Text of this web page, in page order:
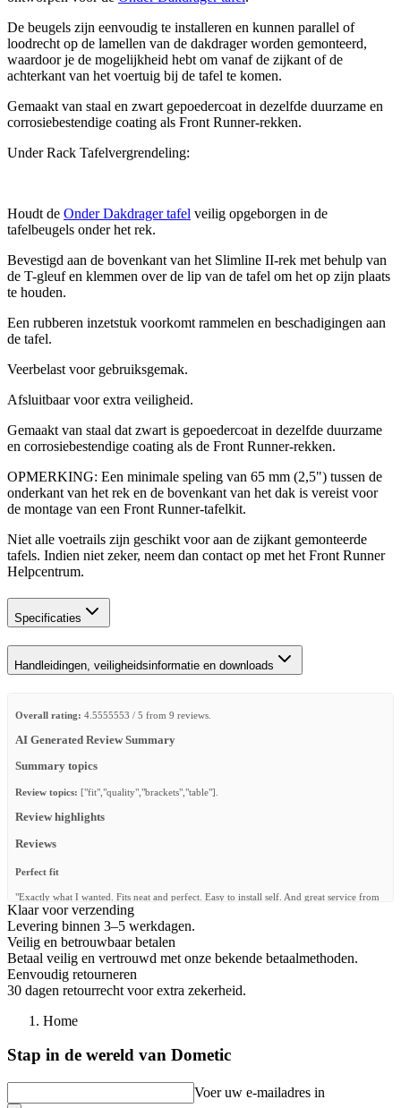
De beugels zijn eenvoudig te installeren en kunnen parallel of
loodrecht op de lamellen van de dakdrager worden gemonteerd,
waardoor je de mogelijkheid hebt om vanaf de zijkant of de
achterkant van het voertuig bij de tafel te komen.
Gemaakt van staal en zwart gepoedercoat in dezelfde duurzame en
corrosiebestendige coating als Front Runner-rekken.
Under Rack Tafelvergrendeling:
Houdt de Onder Dakdrager tafel veilig opgeborgen in de
tafelbeugels onder het rek.
Bevestigd aan de bovenkant van het Slimline II-rek met behulp van
de T-gleuf en klemmen over de lip van de tafel om het op zijn plaats
te houden.
Een rubberen inzetstuk voorkomt rammelen en beschadigingen aan
de tafel.
Veerbelast voor gebruiksgemak.
Afsluitbaar voor extra veiligheid.
Gemaakt van staal dat zwart is gepoedercoat in dezelfde duurzame
en corrosiebestendige coating als de Front Runner-rekken.
OPMERKING: Een minimale speling van 65 mm (2,5") tussen de
onderkant van het rek en de bovenkant van het dak is vereist voor
de montage van een Front Runner-tafelkit.
Niet alle voetrails zijn geschikt voor aan de zijkant gemonteerde
tafels. Indien niet zeker, neem dan contact op met het Front Runner
Helpcentrum.
Specificaties
Handleidingen, veiligheidsinformatie en downloads
Overall rating: 4.5555553 / 5 from 9 reviews.
AI Generated Review Summary
Summary topics
Review topics: ["fit","quality","brackets","table"].
Review highlights
Reviews
Perfect fit
"Exactly what I wanted. Fits neat and perfect. Easy to install self. And great service from
the Frontrunner team."
—Peter L. (5/5)
The quality is good and normal. The price is high.
"The quality is good and normal. The price is high."
"These brackets fit perfectly under the Frontrunner Rack. Make sure the clamp is in place
Klaar voor verzending
Levering binnen 3–5 werkdagen.
Veilig en betrouwbaar betalen
Betaal veilig en vertrouwd met onze bekende betaalmethoden.
Eenvoudig retourneren
30 dagen retourrecht voor extra zekerheid.
Home
Stap in de wereld van Dometic
Voer uw e-mailadres in